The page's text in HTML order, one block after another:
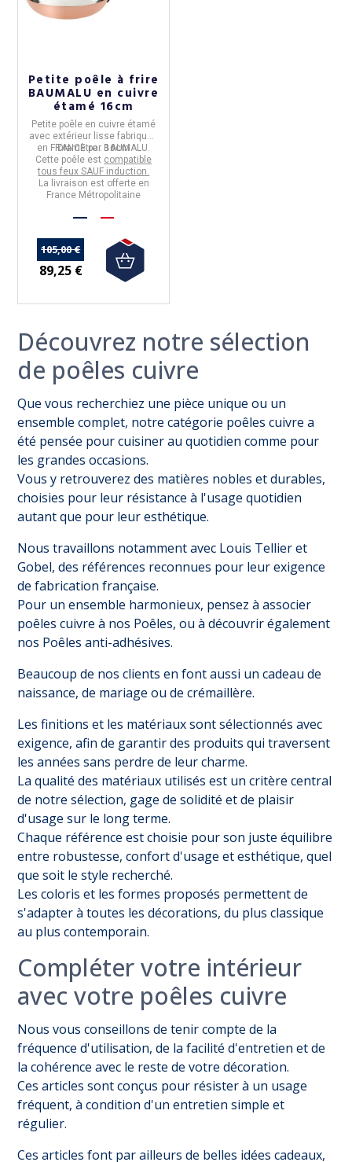
Petite poêle à frire
BAUMALU en cuivre
étamé 16cm
Petite poêle en cuivre étamé
avec extérieur lisse fabriquée
en FRANCE par BAUMALU.
Diamètre : 16cm
Cette poêle est compatible
tous feux SAUF induction.
La livraison est offerte en
France Métropolitaine
105,00 €
89,25 €
Découvrez notre sélection
de poêles cuivre
Que vous recherchiez une pièce unique ou un
ensemble complet, notre catégorie poêles cuivre a
été pensée pour cuisiner au quotidien comme pour
les grandes occasions.
Vous y retrouverez des matières nobles et durables,
choisies pour leur résistance à l'usage quotidien
autant que pour leur esthétique.
Nous travaillons notamment avec Louis Tellier et
Gobel, des références reconnues pour leur exigence
de fabrication française.
Pour un ensemble harmonieux, pensez à associer
poêles cuivre à nos Poêles, ou à découvrir également
nos Poêles anti-adhésives.
Beaucoup de nos clients en font aussi un cadeau de
naissance, de mariage ou de crémaillère.
Les finitions et les matériaux sont sélectionnés avec
exigence, afin de garantir des produits qui traversent
les années sans perdre de leur charme.
La qualité des matériaux utilisés est un critère central
de notre sélection, gage de solidité et de plaisir
d'usage sur le long terme.
Chaque référence est choisie pour son juste équilibre
entre robustesse, confort d'usage et esthétique, quel
que soit le style recherché.
Les coloris et les formes proposés permettent de
s'adapter à toutes les décorations, du plus classique
au plus contemporain.
Compléter votre intérieur
avec votre poêles cuivre
Nous vous conseillons de tenir compte de la
fréquence d'utilisation, de la facilité d'entretien et de
la cohérence avec le reste de votre décoration.
Ces articles sont conçus pour résister à un usage
fréquent, à condition d'un entretien simple et
régulier.
Ces articles font par ailleurs de belles idées cadeaux,